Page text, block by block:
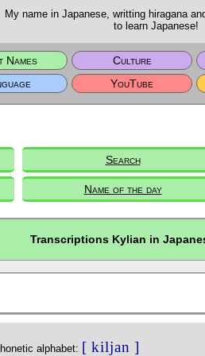
My name in Japanese, writting hiragana
to learn Japanese!
Names Culture
YouTube
Search
Name of the day
Transcriptions Kylian in
alphabet: [ kiljan ]